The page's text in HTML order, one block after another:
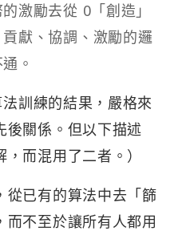
激勵去從 0「創造」
獻、協調、激勵的邏
。
訓練的結果，嚴格來
後關係。但以下描述
而混用了二者。）
從已有的算法中去「篩
不至於讓所有人都用